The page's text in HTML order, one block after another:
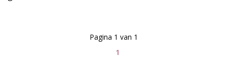
1
Pagina 1 van 1